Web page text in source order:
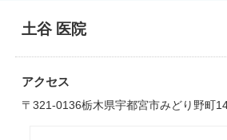
土谷 医院
アクセス
〒321-0136栃木県宇都宮市みどり野町